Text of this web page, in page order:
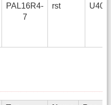
PAL16R4-
7
rst U401,